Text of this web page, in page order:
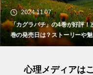
2024.11.07
「カグラバチ」の4巻が好評！
巻の発売日は？ストーリーや
も紹介
心理メディアは